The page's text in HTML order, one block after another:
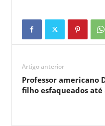
Artigo anterior
Professor americano
filho esfaqueados até